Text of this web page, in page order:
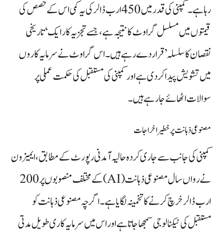
رہا ہے۔ کمپنی کی قدر میں 450 ارب ڈالر کی یہ کمی اس کے حصص کی
قیمتوں میں مسلسل گراوٹ کا نتیجہ ہے، جسے تجزیہ کار ایک ‘تاریخی
نقصان کا سلسلہ’ قرار دے رہے ہیں۔ اس گراوٹ نے سرمایہ کاروں
میں تشویش پیدا کر دی ہے اور کمپنی کی مستقبل کی حکمت عملی پر
سوالات اٹھائے جا رہے ہیں۔
مصنوعی ذہانت پر خطیر اخراجات
کمپنی کی جانب سے جاری کردہ حالیہ آمدنی رپورٹ کے مطابق، ایمیزون
نے رواں سال مصنوعی ذہانت (AI) کے مختلف منصوبوں پر 200
ارب ڈالر خرچ کرنے کا تخمینہ لگایا ہے۔ اگرچہ مصنوعی ذہانت کو
مستقبل کی ٹیکنالوجی سمجھا جاتا ہے اور اس میں سرمایہ کاری طویل مدتی